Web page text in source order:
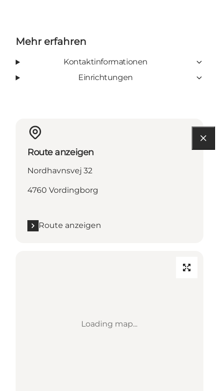
Mehr erfahren
Kontaktinformationen
Einrichtungen
Route anzeigen
Nordhavnsvej 32
4760 Vordingborg
Route anzeigen
Loading map...